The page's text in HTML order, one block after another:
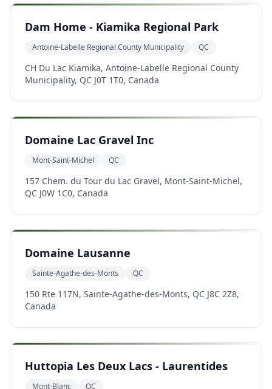
Dam Home - Kiamika Regional Park
Antoine-Labelle Regional County Municipality QC
CH Du Lac Kiamika, Antoine-Labelle Regional County
Municipality, QC J0T 1T0, Canada
Domaine Lac Gravel Inc
Mont-Saint-Michel QC
157 Chem. du Tour du Lac Gravel, Mont-Saint-Michel,
QC J0W 1C0, Canada
Domaine Lausanne
Sainte-Agathe-des-Monts QC
150 Rte 117N, Sainte-Agathe-des-Monts, QC J8C 2Z8,
Canada
Huttopia Les Deux Lacs - Laurentides
Mont-Blanc QC